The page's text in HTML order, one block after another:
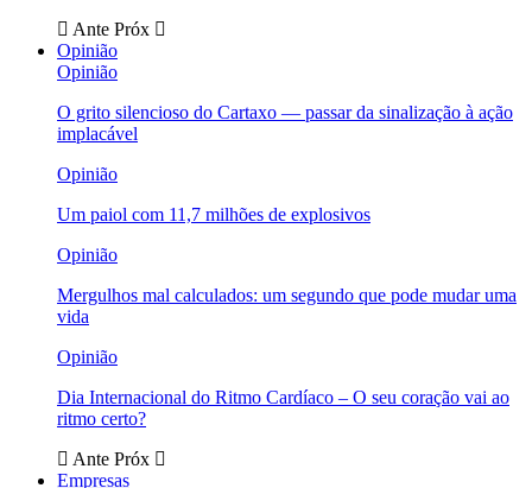
Ante Próx
Opinião
Opinião
O grito silencioso do Cartaxo — passar da sinalização à ação
implacável
Opinião
Um paiol com 11,7 milhões de explosivos
Opinião
Mergulhos mal calculados: um segundo que pode mudar uma
vida
Opinião
Dia Internacional do Ritmo Cardíaco – O seu coração vai ao
ritmo certo?
Ante Próx
Empresas